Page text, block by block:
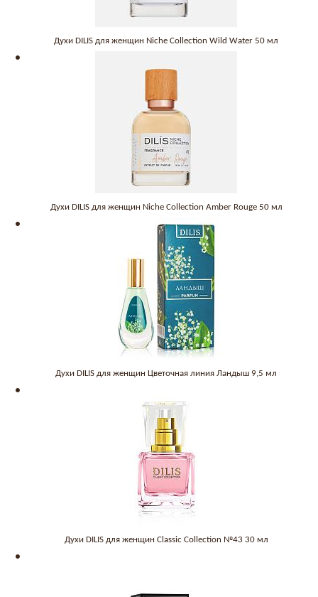
Духи DILIS для женщин Niche Collection Wild Water 50 мл
Духи DILIS для женщин Niche Collection Amber Rouge 50 мл
Духи DILIS для женщин Цветочная линия Ландыш 9,5 мл
Духи DILIS для женщин Classic Collection №43 30 мл